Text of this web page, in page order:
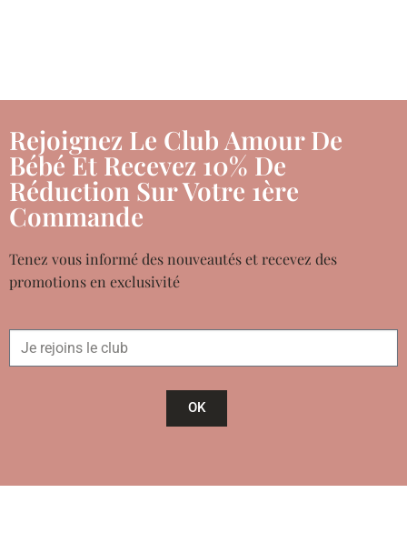
Rejoignez Le Club Amour De
Bébé Et Recevez 10% De
Réduction Sur Votre 1ère
Commande
Tenez vous informé des nouveautés et recevez des
promotions en exclusivité
OK